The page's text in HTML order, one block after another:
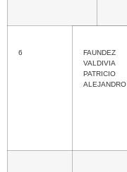
6
FAUNDEZ
VALDIVIA
PATRICIO
ALEJANDRO